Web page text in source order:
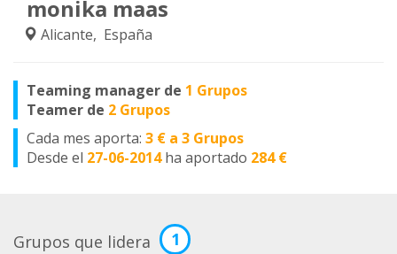
monika maas
Alicante, España
Teaming manager de 1 Grupos
Teamer de 2 Grupos
Cada mes aporta: 3 € a 3 Grupos
Desde el 27-06-2014 ha aportado 284 €
Grupos que lidera 1